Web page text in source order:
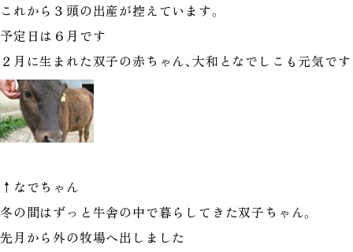
これから３頭の出産が控えています。
予定日は６月です
２月に生まれた双子の赤ちゃん、大和となでしこも元気です
↑なでちゃん
冬の間はずっと牛舎の中で暮らしてきた双子ちゃん。
先月から外の牧場へ出しました